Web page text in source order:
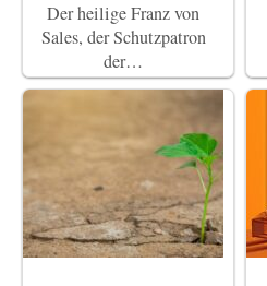
Der heilige Franz von
Sales, der Schutzpatron
der…